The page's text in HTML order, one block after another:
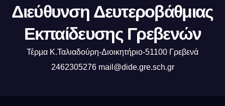
Διεύθυνση Δευτεροβάθμιας
Εκπαίδευσης Γρεβενών
Τέρμα Κ.Ταλιαδούρη-Διοικητήριο-51100 Γρεβενά
2462305276 mail@dide.gre.sch.gr